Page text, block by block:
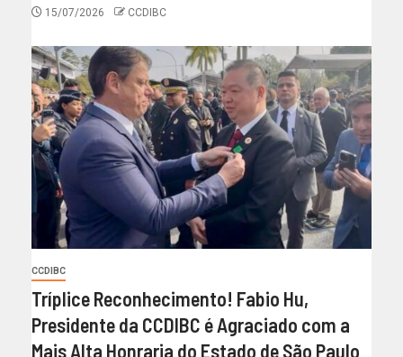
15/07/2026 CCDIBC
CCDIBC
Tríplice Reconhecimento! Fabio Hu,
Presidente da CCDIBC é Agraciado com a
Mais Alta Honraria do Estado de São Paulo